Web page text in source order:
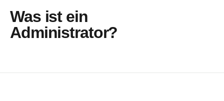
Was ist ein
Administrator?